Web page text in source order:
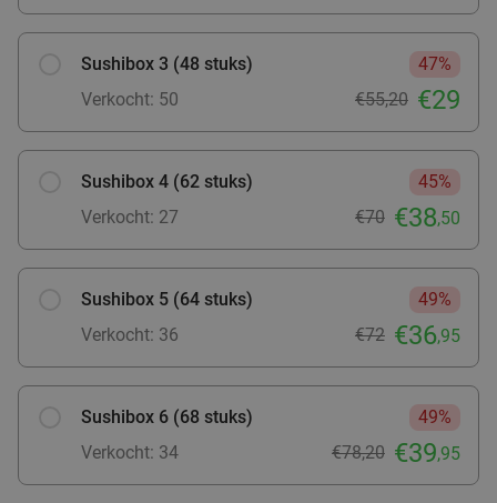
Sushibox 3 (48 stuks)
47%
Verkocht: 50
€55,20 €29
Sushibox 4 (62 stuks)
45%
Verkocht: 27
€70 €38,50
Sushibox 5 (64 stuks)
49%
Verkocht: 36
€72 €36,95
Sushibox 6 (68 stuks)
49%
Verkocht: 34
€78,20 €39,95